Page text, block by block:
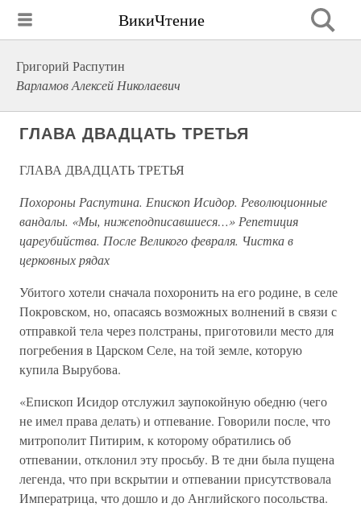
ВикиЧтение
Григорий Распутин
Варламов Алексей Николаевич
ГЛАВА ДВАДЦАТЬ ТРЕТЬЯ
ГЛАВА ДВАДЦАТЬ ТРЕТЬЯ
Похороны Распутина. Епископ Исидор. Революционные
вандалы. «Мы, нижеподписавшиеся…» Репетиция
цареубийства. После Великого февраля. Чистка в
церковных рядах
Убитого хотели сначала похоронить на его родине, в селе
Покровском, но, опасаясь возможных волнений в связи с
отправкой тела через полстраны, приготовили место для
погребения в Царском Селе, на той земле, которую
купила Вырубова.
«Епископ Исидор отслужил заупокойную обедню (чего
не имел права делать) и отпевание. Говорили после, что
митрополит Питирим, к которому обратились об
отпевании, отклонил эту просьбу. В те дни была пущена
легенда, что при вскрытии и отпевании присутствовала
Императрица, что дошло и до Английского посольства.